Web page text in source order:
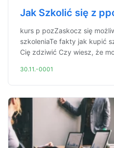
Jak Szkolić się z
kurs p pozZaskocz się
szkoleniaTe fakty jak kupić
Cię zdziwić Czy wiesz, że
30.11.-0001